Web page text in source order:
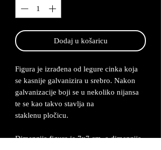
Dodaj u košaricu
Figura je izrađena od legure cinka koja
se kasnije galvanizira u srebro. Nakon
galvanizacije boji se u nekoliko nijansa
te se kao takvo stavlja na
staklenu pločicu.
Dimenzija figure je 7x7 cm, a dimenzija